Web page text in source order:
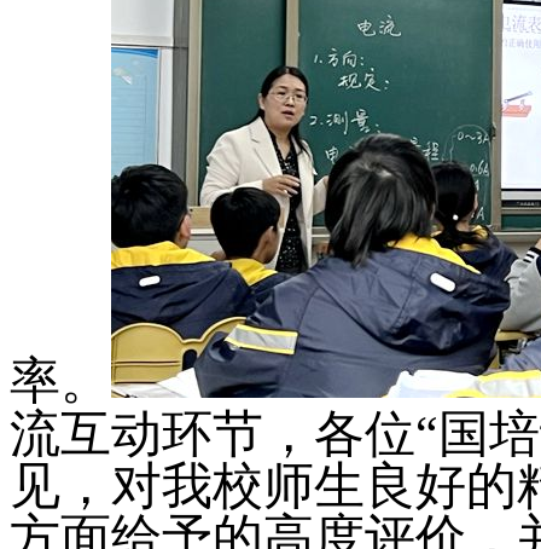
率。
流互动环节，各位“国
见，对我校师生良好
方面给予的高度评价，